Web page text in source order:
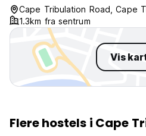
available.
Cape Tribulation Road, Cape
1.3km fra sentrum
Vis
Flere hostels i Cape